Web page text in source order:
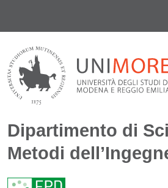
Dipartimento di
Metodi